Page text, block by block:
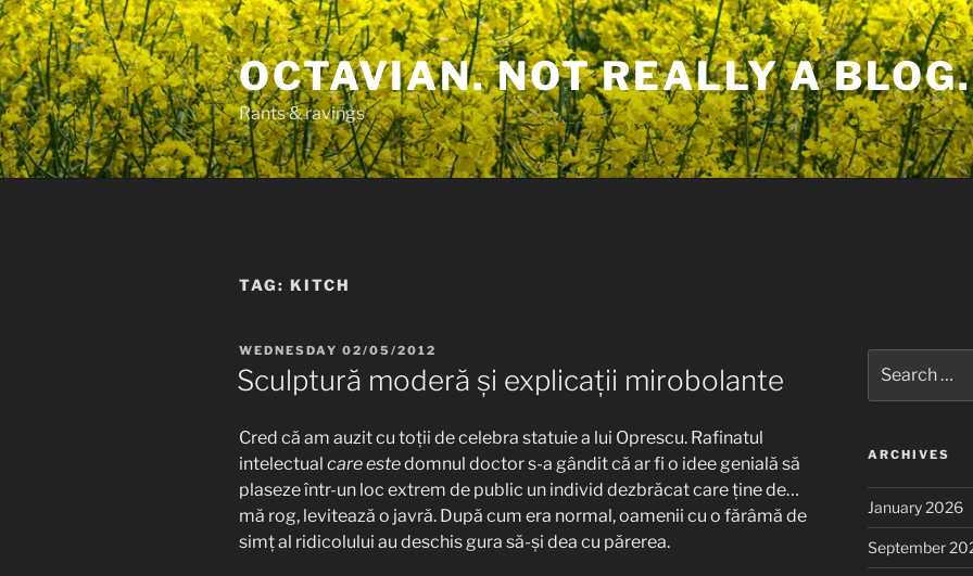
Skip
to
content
OCTAVIAN. NOT REALLY A BLOG.
Rants & ravings
TAG: KITCH
POSTED
ON
WEDNESDAY 02/05/2012
Sculptură moderă și explicații mirobolante
Cred că am auzit cu toții de celebra statuie a lui Oprescu. Rafinatul
intelectual care estedomnul doctor s-a gândit că ar fi o idee genială să
plaseze într-un loc extrem de public un individ dezbrăcat care ține de…
mă rog, levitează o javră. După cum era normal, oamenii cu o fărâmă de
simț al ridicolului au deschis gura să-și dea cu părerea.
for:
ARCHIVES
January 2026
September